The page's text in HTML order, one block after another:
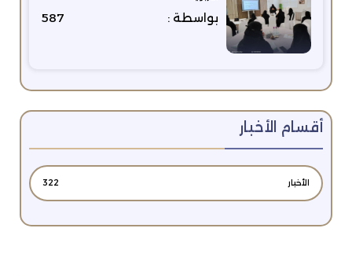
بواسطة : 587
أقسام الأخبار
الأخبار 322